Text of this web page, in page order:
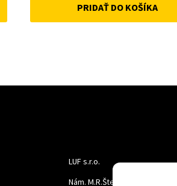
was: is:
PRIDAŤ DO KOŠÍKA
LUF s.r.o.
Nám. M.R.Štefanika 518,